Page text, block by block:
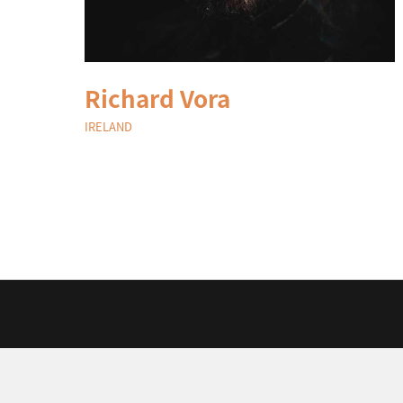
Richard Vora
IRELAND